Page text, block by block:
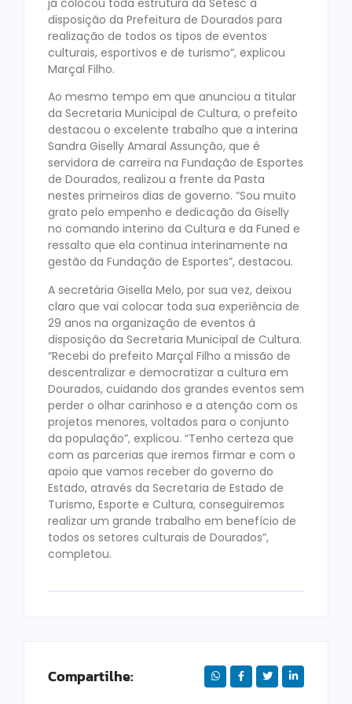
disposição da Prefeitura de Dourados para
realização de todos os tipos de eventos
culturais, esportivos e de turismo”, explicou
Marçal Filho.
Ao mesmo tempo em que anunciou a titular
da Secretaria Municipal de Cultura, o prefeito
destacou o excelente trabalho que a interina
Sandra Giselly Amaral Assunção, que é
servidora de carreira na Fundação de Esportes
de Dourados, realizou a frente da Pasta
nestes primeiros dias de governo. “Sou muito
grato pelo empenho e dedicação da Giselly
no comando interino da Cultura e da Funed e
ressalto que ela continua interinamente na
gestão da Fundação de Esportes”, destacou.
A secretária Gisella Melo, por sua vez, deixou
claro que vai colocar toda sua experiência de
29 anos na organização de eventos à
disposição da Secretaria Municipal de Cultura.
“Recebi do prefeito Marçal Filho a missão de
descentralizar e democratizar a cultura em
Dourados, cuidando dos grandes eventos sem
perder o olhar carinhoso e a atenção com os
projetos menores, voltados para o conjunto
da população”, explicou. “Tenho certeza que
com as parcerias que iremos firmar e com o
apoio que vamos receber do governo do
Estado, através da Secretaria de Estado de
Turismo, Esporte e Cultura, conseguiremos
realizar um grande trabalho em benefício de
todos os setores culturais de Dourados”,
completou.
Compartilhe: